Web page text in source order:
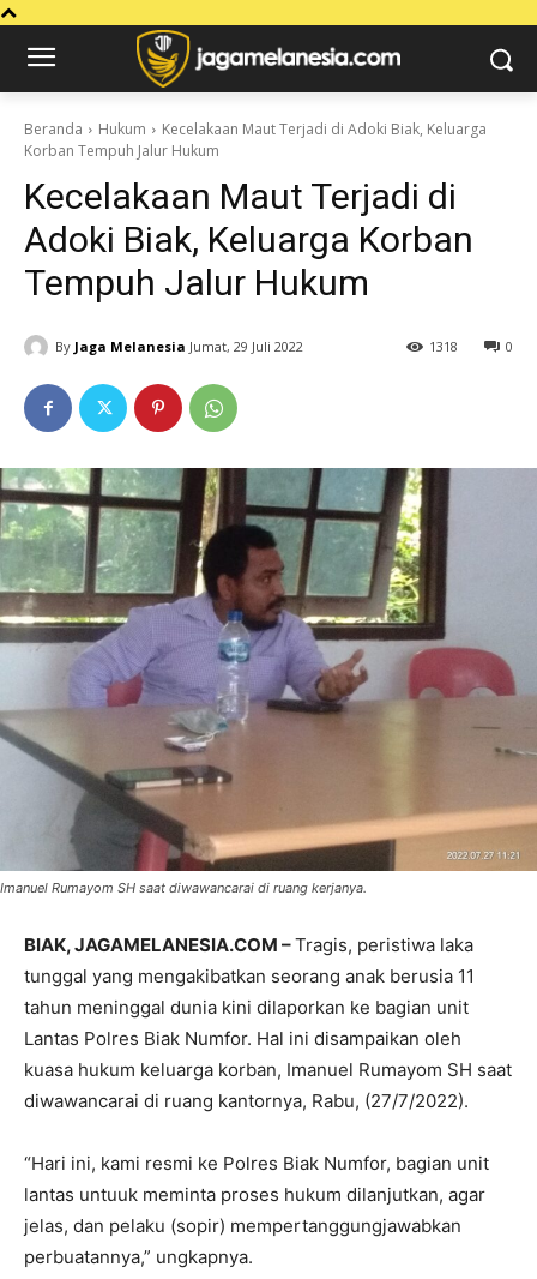
Beranda Hukum
Kecelakaan Maut Terjadi di Adoki Biak, Keluarga
Korban Tempuh Jalur Hukum
Kecelakaan Maut Terjadi di
Adoki Biak, Keluarga Korban
Tempuh Jalur Hukum
By Jaga Melanesia Jumat, 29 Juli 2022 0
1318
Imanuel Rumayom SH saat diwawancarai di ruang kerjanya.
BIAK, JAGAMELANESIA.COM –Tragis, peristiwa laka
tunggal yang mengakibatkan seorang anak berusia 11
tahun meninggal dunia kini dilaporkan ke bagian unit
Lantas Polres Biak Numfor. Hal ini disampaikan oleh
kuasa hukum keluarga korban, Imanuel Rumayom SH saat
diwawancarai di ruang kantornya, Rabu, (27/7/2022).
“Hari ini, kami resmi ke Polres Biak Numfor, bagian unit
lantas untuuk meminta proses hukum dilanjutkan, agar
jelas, dan pelaku (sopir) mempertanggungjawabkan
perbuatannya,” ungkapnya.